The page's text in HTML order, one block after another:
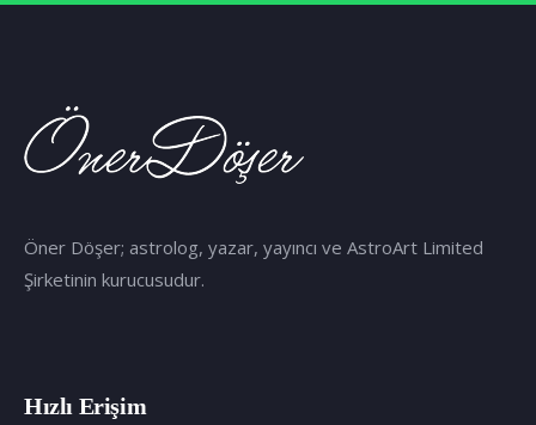
Öner Döşer; astrolog, yazar, yayıncı ve AstroArt Limited
Şirketinin kurucusudur.
Hızlı Erişim